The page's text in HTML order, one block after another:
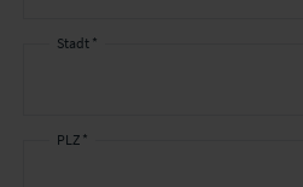
Stadt *
PLZ *